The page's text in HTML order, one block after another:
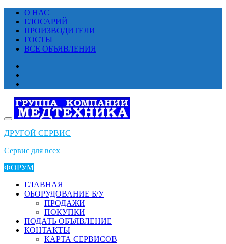
Перейти
содержимому
О НАС
ГЛОСАРИЙ
ПРОИЗВОДИТЕЛИ
ГОСТЫ
ВСЕ ОБЪЯВЛЕНИЯ
ДРУГОЙ СЕРВИС
Сервис для всех
ФОРУМ
ГЛАВНАЯ
ОБОРУДОВАНИЕ Б/У
ПРОДАЖИ
ПОКУПКИ
ПОДАТЬ ОБЪЯВЛЕНИЕ
КОНТАКТЫ
КАРТА СЕРВИСОВ